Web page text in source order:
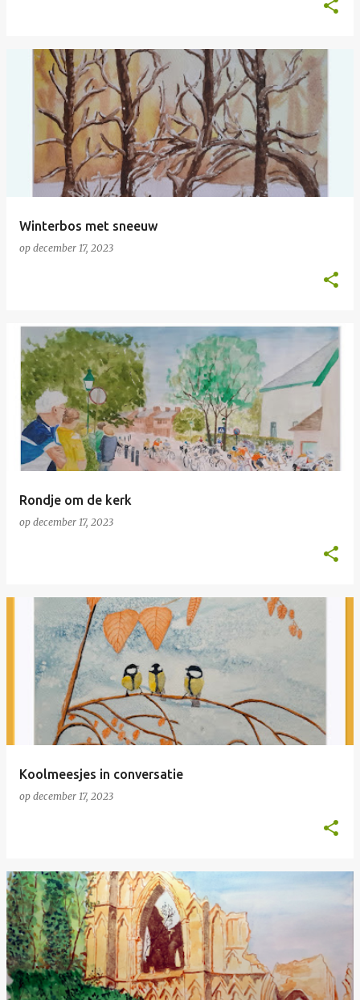
Winterbos met sneeuw
op december 17, 2023
Rondje om de kerk
op december 17, 2023
Koolmeesjes in conversatie
op december 17, 2023